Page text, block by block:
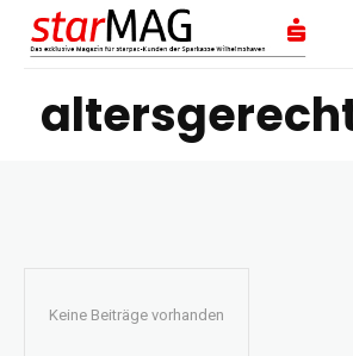
Keine Beiträge vorhanden